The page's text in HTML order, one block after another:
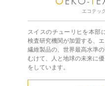
エコテッ
スイスのチューリヒを本部
検査研究機関が加盟する、
繊維製品の、世界最高水準
むけて、人と地球の未来に
をしています。